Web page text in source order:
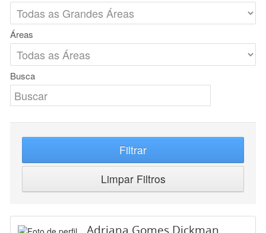
Áreas
Busca
Filtrar
Limpar Filtros